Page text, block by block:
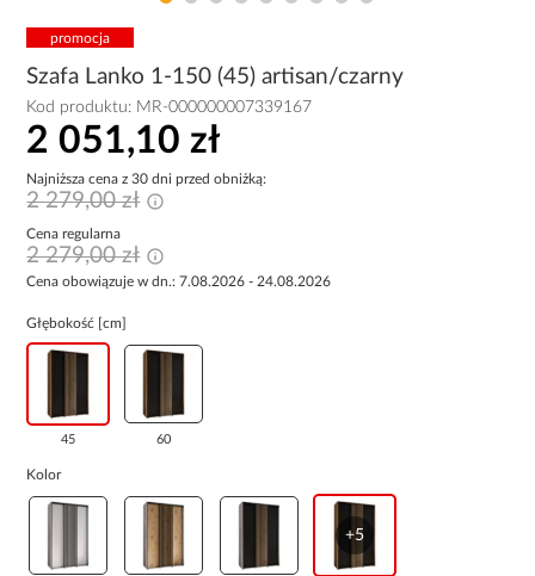
promocja
Szafa Lanko 1-150 (45) artisan/czarny
Kod produktu: MR-000000007339167
2 051,10 zł
Najniższa cena z 30 dni przed obniżką:
2 279,00 zł
Cena regularna
2 279,00 zł
Cena obowiązuje w dn.: 7.08.2026 - 24.08.2026
Głębokość [cm]
45 60
Kolor
+5